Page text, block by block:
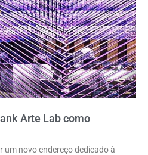
Arte Lab como
um novo endereço dedicado à